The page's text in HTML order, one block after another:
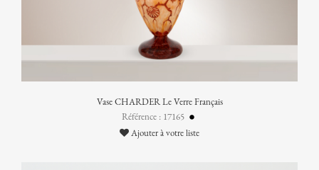
Vase CHARDER Le Verre Français
Référence : 17165
Ajouter à votre liste